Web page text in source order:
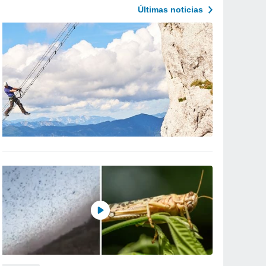
Últimas noticias